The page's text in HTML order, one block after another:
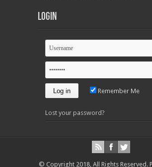
Login
Remember Me
Lost your password?
© Copyright 2018, All Rights Reserved.